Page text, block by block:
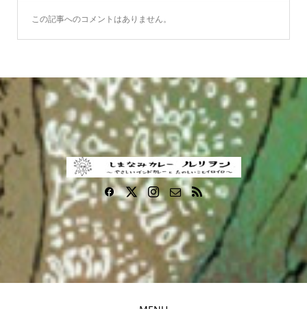
この記事へのコメントはありません。